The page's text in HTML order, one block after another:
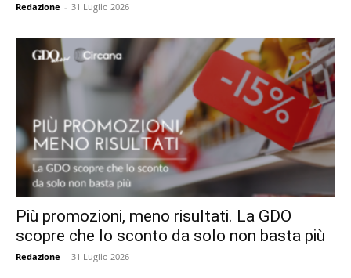
Redazione - 31 Luglio 2026
Più promozioni, meno risultati. La GDO
scopre che lo sconto da solo non basta più
Redazione - 31 Luglio 2026